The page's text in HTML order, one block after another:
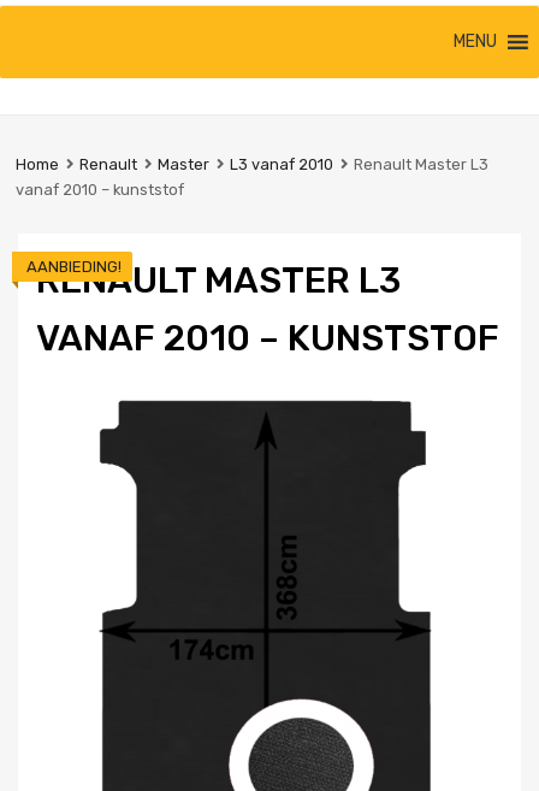
de
MENU
Home Renault Master L3 vanaf 2010
Renault Master L3
vanaf 2010 – kunststof
RENAULT MASTER L3
VANAF 2010 – KUNSTSTOF
AANBIEDING!